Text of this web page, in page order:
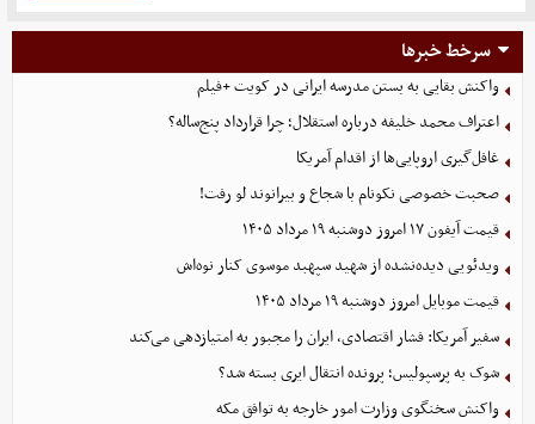
سرخط خبرها
واکنش بقایی به بستن مدرسه ایرانی در کویت +فیلم
اعتراف محمد خلیفه درباره استقلال؛ چرا قرارداد پنج‌ساله؟
غافل‌گیری اروپایی‌ها از اقدام آمریکا
صحبت خصوصی نکونام با شجاع و بیرانوند لو رفت!
قیمت آیفون ۱۷ امروز دوشنبه ۱۹ مرداد ۱۴۰۵
ویدئویی دیده‌نشده از شهید سپهبد موسوی کنار نوه‌اش
قیمت موبایل‌ امروز دوشنبه ۱۹ مرداد ۱۴۰۵
سفیر آمریکا: فشار اقتصادی، ایران را مجبور به امتیازدهی می‌کند
شوک به پرسپولیس؛ پرونده انتقال ایری بسته شد؟
واکنش سخنگوی وزارت امور خارجه به توافق مکه